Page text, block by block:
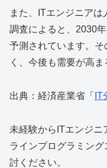
また、ITエンジニア
調査によると、2030
予測されています。
く、今後も需要が高ま
出典：経済産業省「 IT
未経験からITエンジニ
ラインプログラミング
討ください。